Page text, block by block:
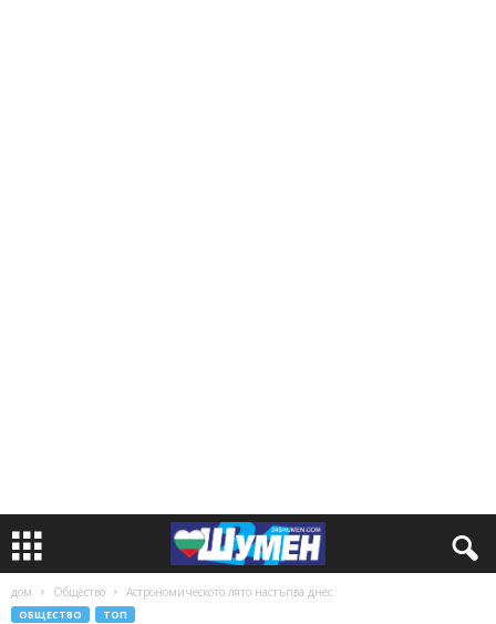
дом Общество Астрономическото лято настъпва днес
ОБЩЕСТВО ТОП